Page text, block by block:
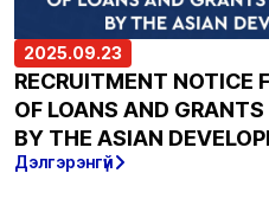
2025.09.23
RECRUITMENT NOTICE
OF LOANS AND
BY THE ASIAN
Дэлгэрэнгүй